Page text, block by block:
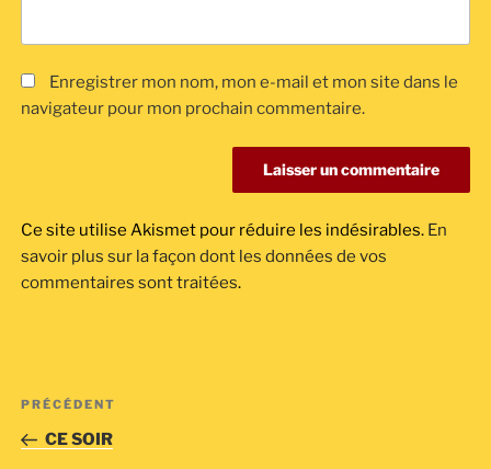
Enregistrer mon nom, mon e-mail et mon site dans le
navigateur pour mon prochain commentaire.
Ce site utilise Akismet pour réduire les indésirables. En
savoir plus sur la façon dont les données de vos
commentaires sont traitées.
Navigation
l’article
Article
précédent
PRÉCÉDENT
CE SOIR